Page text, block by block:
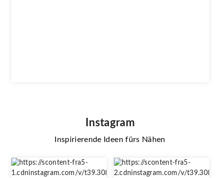
Instagram
Inspirierende Ideen fürs Nähen